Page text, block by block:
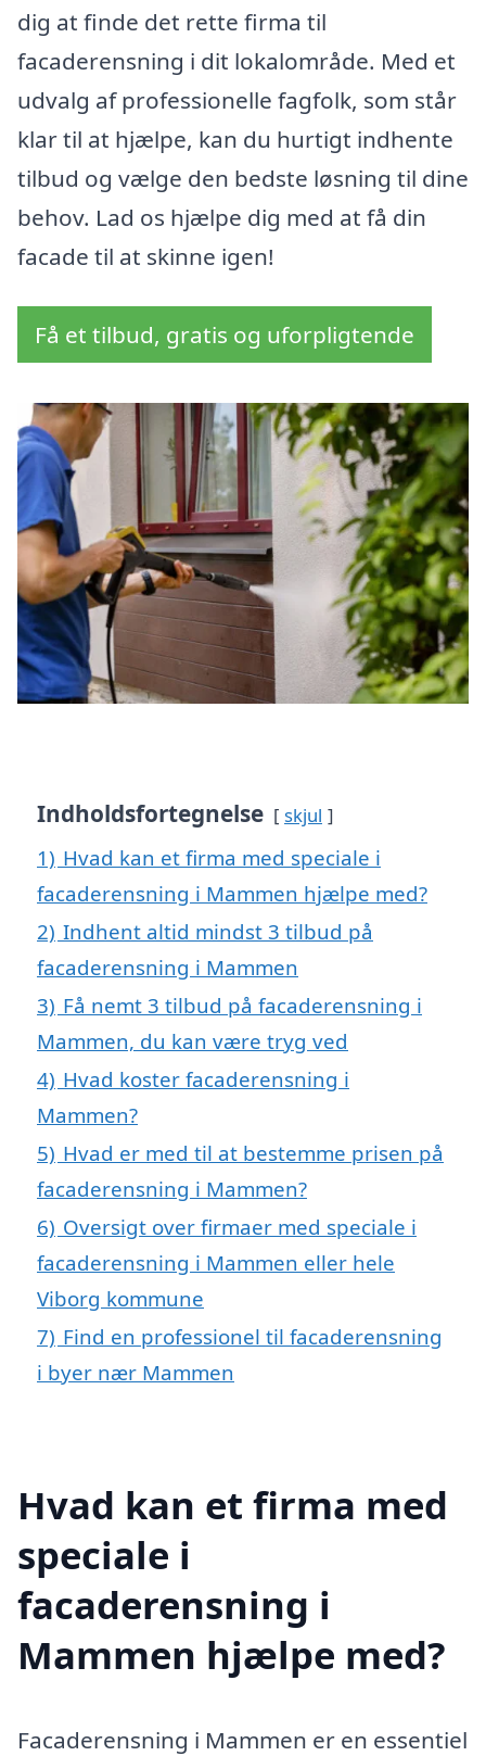
dig at finde det rette firma til
facaderensning i dit lokalområde. Med et
udvalg af professionelle fagfolk, som står
klar til at hjælpe, kan du hurtigt indhente
tilbud og vælge den bedste løsning til dine
behov. Lad os hjælpe dig med at få din
facade til at skinne igen!
Få et tilbud, gratis og uforpligtende
Indholdsfortegnelse skjul
1) Hvad kan et firma med speciale i
facaderensning i Mammen hjælpe med?
2) Indhent altid mindst 3 tilbud på
facaderensning i Mammen
3) Få nemt 3 tilbud på facaderensning i
Mammen, du kan være tryg ved
4) Hvad koster facaderensning i
Mammen?
5) Hvad er med til at bestemme prisen på
facaderensning i Mammen?
6) Oversigt over firmaer med speciale i
facaderensning i Mammen eller hele
Viborg kommune
7) Find en professionel til facaderensning
i byer nær Mammen
Hvad kan et firma med
speciale i
facaderensning i
Mammen hjælpe med?
Facaderensning i Mammen er en essentiel